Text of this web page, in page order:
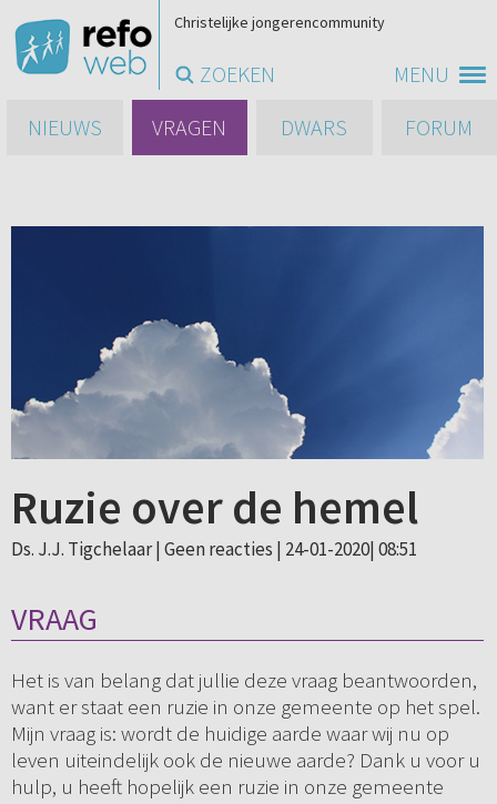
MENU
Christelijke jongerencommunity
ZOEKEN
NIEUWS
VRAGEN DWARS FORUM
Ruzie over de hemel
Ds. J.J. Tigchelaar | Geen reacties | 24-01-2020| 08:51
VRAAG
Het is van belang dat jullie deze vraag beantwoorden,
want er staat een ruzie in onze gemeente op het spel.
Mijn vraag is: wordt de huidige aarde waar wij nu op
leven uiteindelijk ook de nieuwe aarde? Dank u voor u
hulp, u heeft hopelijk een ruzie in onze gemeente